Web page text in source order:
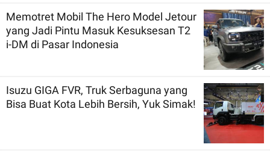
Memotret Mobil The Hero Model Jetour
yang Jadi Pintu Masuk Kesuksesan T2
i-DM di Pasar Indonesia
Isuzu GIGA FVR, Truk Serbaguna yang
Bisa Buat Kota Lebih Bersih, Yuk Simak!